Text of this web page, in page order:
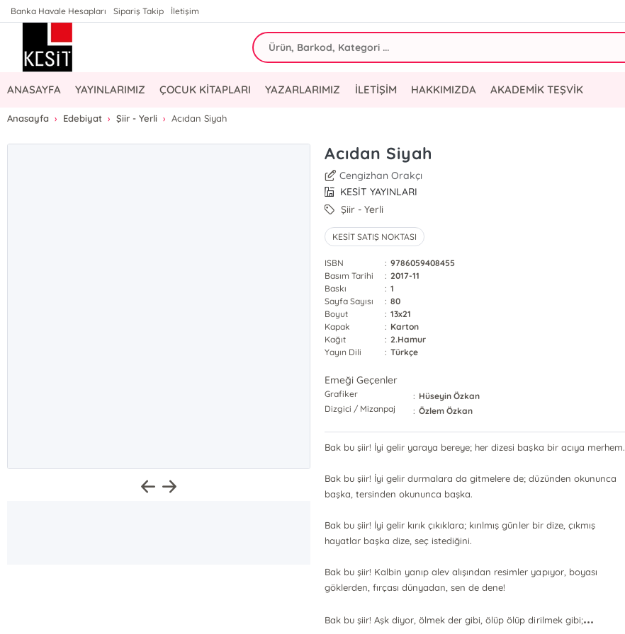
Banka Havale Hesapları Sipariş Takip İletişim
ANASAYFA YAYINLARIMIZ ÇOCUK KİTAPLARI YAZARLARIMIZ İLETİŞİM HAKKIMIZDA AKADEMİK TEŞVİK
Anasayfa Edebiyat Şiir - Yerli Acıdan Siyah
Acıdan Siyah
Cengizhan Orakçı
KESİT YAYINLARI
Şiir - Yerli
KESİT SATIŞ NOKTASI
ISBN : 9786059408455
Basım Tarihi
: 2017-11
Baskı
: 1
Sayfa Sayısı
: 80
Boyut
: 13x21
Kapak
: Karton
Kağıt
: 2.Hamur
Yayın Dili
: Türkçe
Emeği Geçenler
Grafiker : Hüseyin Özkan
Dizgici / Mizanpaj
: Özlem Özkan
Bak bu şiir! İyi gelir yaraya bereye; her dizesi başka bir acıya merhem.
Bak bu şiir! İyi gelir durmalara da gitmelere de; düzünden okununca
başka, tersinden okununca başka.
Bak bu şiir! İyi gelir kırık çıkıklara; kırılmış günler bir dize, çıkmış
hayatlar başka dize, seç istediğini.
Bak bu şiir! Kalbin yanıp alev alışından resimler yapıyor, boyası
göklerden, fırçası dünyadan, sen de dene!
Bak bu şiir! Aşk diyor, ölmek der gibi, ölüp ölüp dirilmek gibi;...